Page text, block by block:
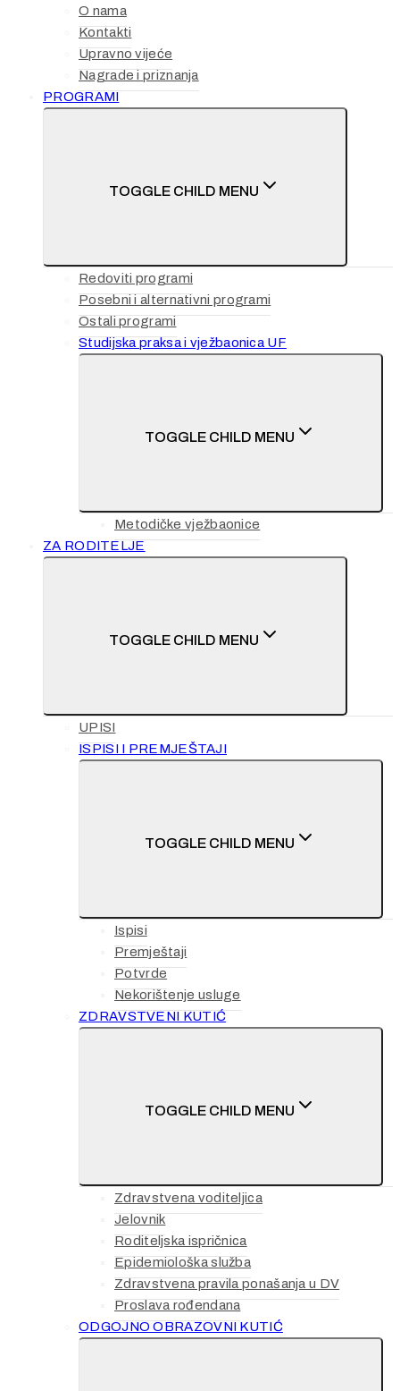
O nama
Kontakti
Upravno vijeće
Nagrade i priznanja
PROGRAMI
TOGGLE CHILD MENU
Redoviti programi
Posebni i alternativni programi
Ostali programi
Studijska praksa i vježbaonica UF
TOGGLE CHILD MENU
Metodičke vježbaonice
ZA RODITELJE
TOGGLE CHILD MENU
UPISI
ISPISI I PREMJEŠTAJI
TOGGLE CHILD MENU
Ispisi
Premještaji
Potvrde
Nekorištenje usluge
ZDRAVSTVENI KUTIĆ
TOGGLE CHILD MENU
Zdravstvena voditeljica
Jelovnik
Roditeljska ispričnica
Epidemiološka služba
Zdravstvena pravila ponašanja u DV
Proslava rođendana
ODGOJNO OBRAZOVNI KUTIĆ